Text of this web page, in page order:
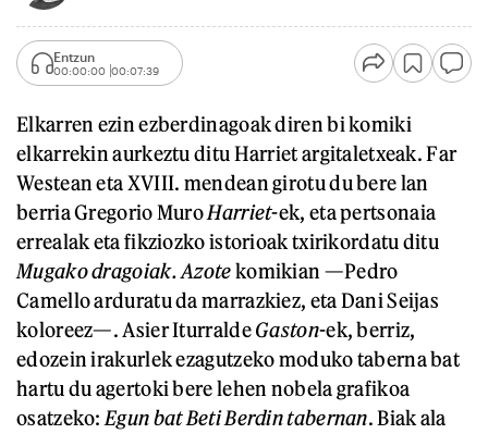
Entzun
00:00:00 00:07:39
Elkarren ezin ezberdinagoak diren bi komiki
elkarrekin aurkeztu ditu Harriet argitaletxeak. Far
Westean eta XVIII. mendean girotu du bere lan
berria Gregorio MuroHarriet-ek, eta pertsonaia
errealak eta fikziozko istorioak txirikordatu ditu
Mugako dragoiak. Azotekomikian —Pedro
Camello arduratu da marrazkiez, eta Dani Seijas
koloreez—. Asier IturraldeGaston-ek, berriz,
edozein irakurlek ezagutzeko moduko taberna bat
hartu du agertoki bere lehen nobela grafikoa
osatzeko: Egun bat Beti Berdin tabernan. Biak ala